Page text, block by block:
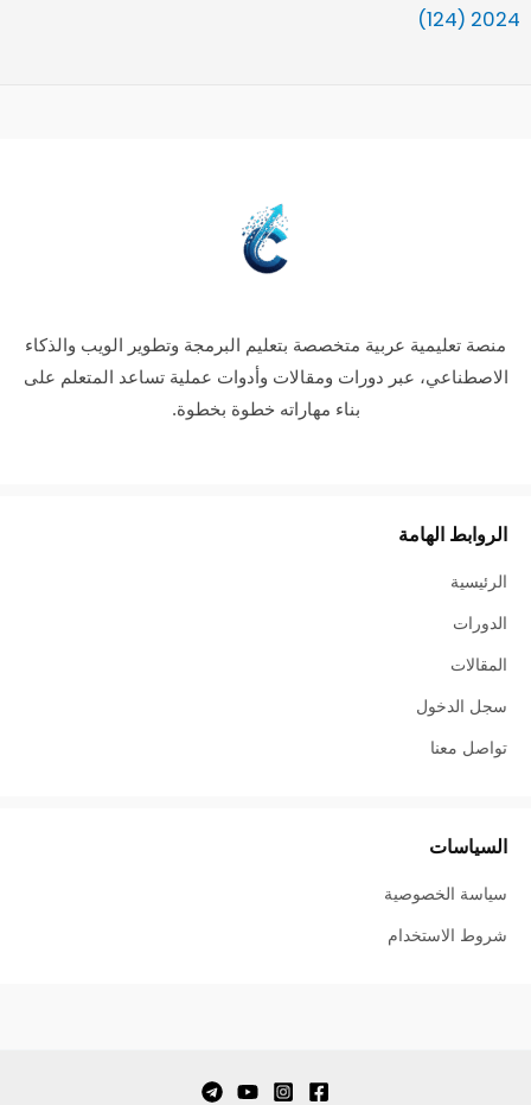
2024 (124)
منصة تعليمية عربية متخصصة بتعليم البرمجة وتطوير الويب والذكاء
الاصطناعي، عبر دورات ومقالات وأدوات عملية تساعد المتعلم على
بناء مهاراته خطوة بخطوة.
الروابط الهامة
الرئيسية
الدورات
المقالات
سجل الدخول
تواصل معنا
السياسات
سياسة الخصوصية
شروط الاستخدام